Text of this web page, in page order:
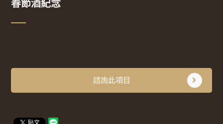
春節酒紀念
諮詢此項目